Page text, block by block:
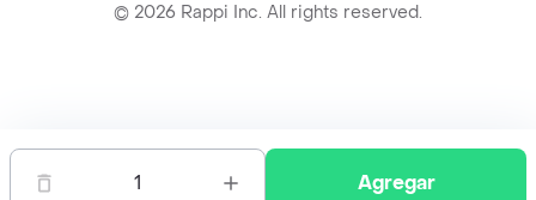
1 Agregar
© 2026 Rappi Inc. All rights reserved.